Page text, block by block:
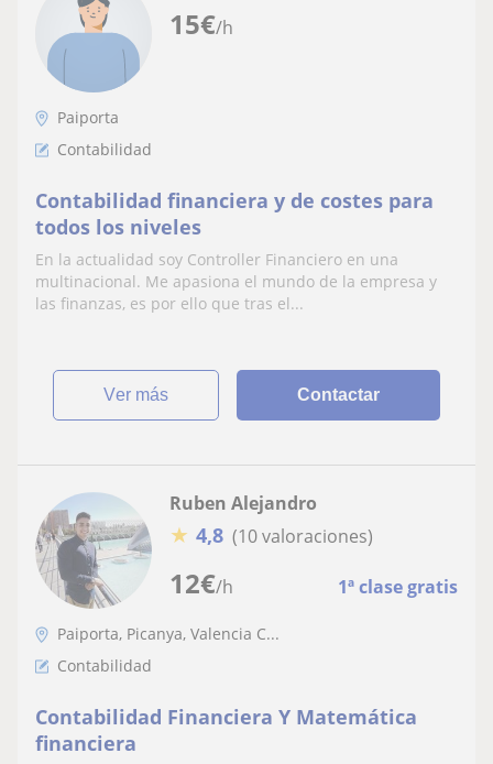
15€/h
Paiporta
Contabilidad
Contabilidad financiera y de costes para
todos los niveles
En la actualidad soy Controller Financiero en una
multinacional. Me apasiona el mundo de la empresa y
las finanzas, es por ello que tras el...
ver más Contactar
12€/h 1ª clase gratis
Ruben Alejandro
★ 4,8 (10 valoraciones)
Paiporta, Picanya, Valencia C...
Contabilidad
Contabilidad Financiera Y Matemática
financiera